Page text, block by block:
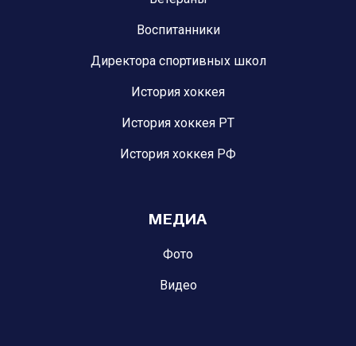
Воспитанники
Директора спортивных школ
История хоккея
История хоккея РТ
История хоккея РФ
МЕДИА
Фото
Видео